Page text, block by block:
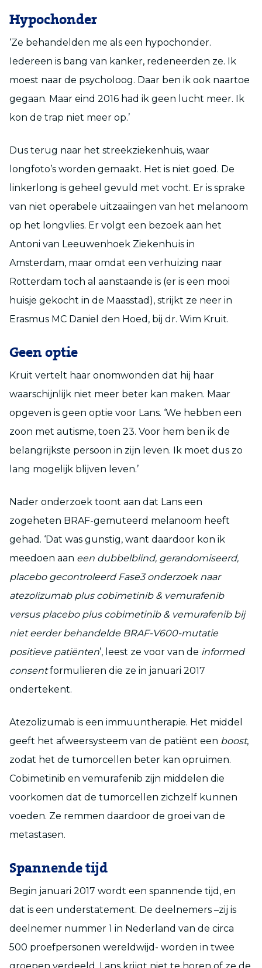
Hypochonder
‘Ze behandelden me als een hypochonder.
Iedereen is bang van kanker, redeneerden ze. Ik
moest naar de psycholoog. Daar ben ik ook naartoe
gegaan. Maar eind 2016 had ik geen lucht meer. Ik
kon de trap niet meer op.’
Dus terug naar het streekziekenhuis, waar
longfoto’s worden gemaakt. Het is niet goed. De
linkerlong is geheel gevuld met vocht. Er is sprake
van niet operabele uitzaaiingen van het melanoom
op het longvlies. Er volgt een bezoek aan het
Antoni van Leeuwenhoek Ziekenhuis in
Amsterdam, maar omdat een verhuizing naar
Rotterdam toch al aanstaande is (er is een mooi
huisje gekocht in de Maasstad), strijkt ze neer in
Erasmus MC Daniel den Hoed, bij dr. Wim Kruit.
Geen optie
Kruit vertelt haar onomwonden dat hij haar
waarschijnlijk niet meer beter kan maken. Maar
opgeven is geen optie voor Lans. ‘We hebben een
zoon met autisme, toen 23. Voor hem ben ik de
belangrijkste persoon in zijn leven. Ik moet dus zo
lang mogelijk blijven leven.’
Nader onderzoek toont aan dat Lans een
zogeheten BRAF-gemuteerd melanoom heeft
gehad. ‘Dat was gunstig, want daardoor kon ik
meedoen aan een dubbelblind, gerandomiseerd,
placebo gecontroleerd Fase3 onderzoek naar
atezolizumab plus cobimetinib & vemurafenib
versus placebo plus cobimetinib & vemurafenib bij
niet eerder behandelde BRAF-V600-mutatie
positieve patiënten’, leest ze voor van de informed
consentformulieren die ze in januari 2017
ondertekent.
Atezolizumab is een immuuntherapie. Het middel
geeft het afweersysteem van de patiënt een boost,
zodat het de tumorcellen beter kan opruimen.
Cobimetinib en vemurafenib zijn middelen die
voorkomen dat de tumorcellen zichzelf kunnen
voeden. Ze remmen daardoor de groei van de
metastasen.
Spannende tijd
Begin januari 2017 wordt een spannende tijd, en
dat is een understatement. De deelnemers –zij is
deelnemer nummer 1 in Nederland van de circa
500 proefpersonen wereldwijd- worden in twee